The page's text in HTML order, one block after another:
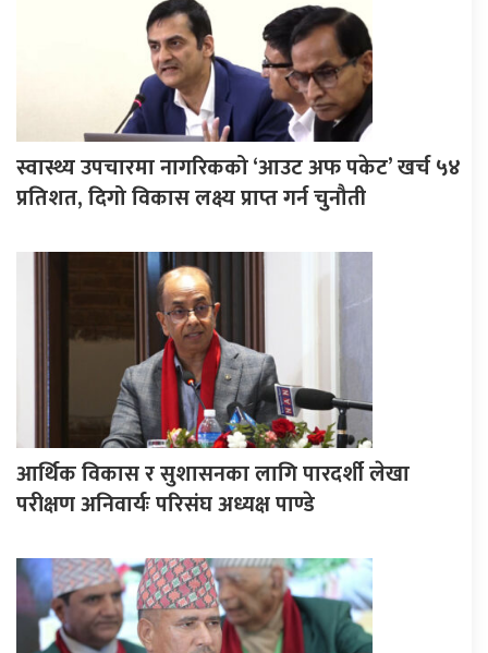
स्वास्थ्य उपचारमा नागरिकको ‘आउट अफ पकेट’ खर्च ५४
प्रतिशत, दिगो विकास लक्ष्य प्राप्त गर्न चुनौती
आर्थिक विकास र सुशासनका लागि पारदर्शी लेखा
परीक्षण अनिवार्यः परिसंघ अध्यक्ष पाण्डे